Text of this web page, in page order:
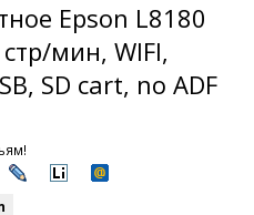
Epson L8180
мин, WIFI,
SD cart, no ADF